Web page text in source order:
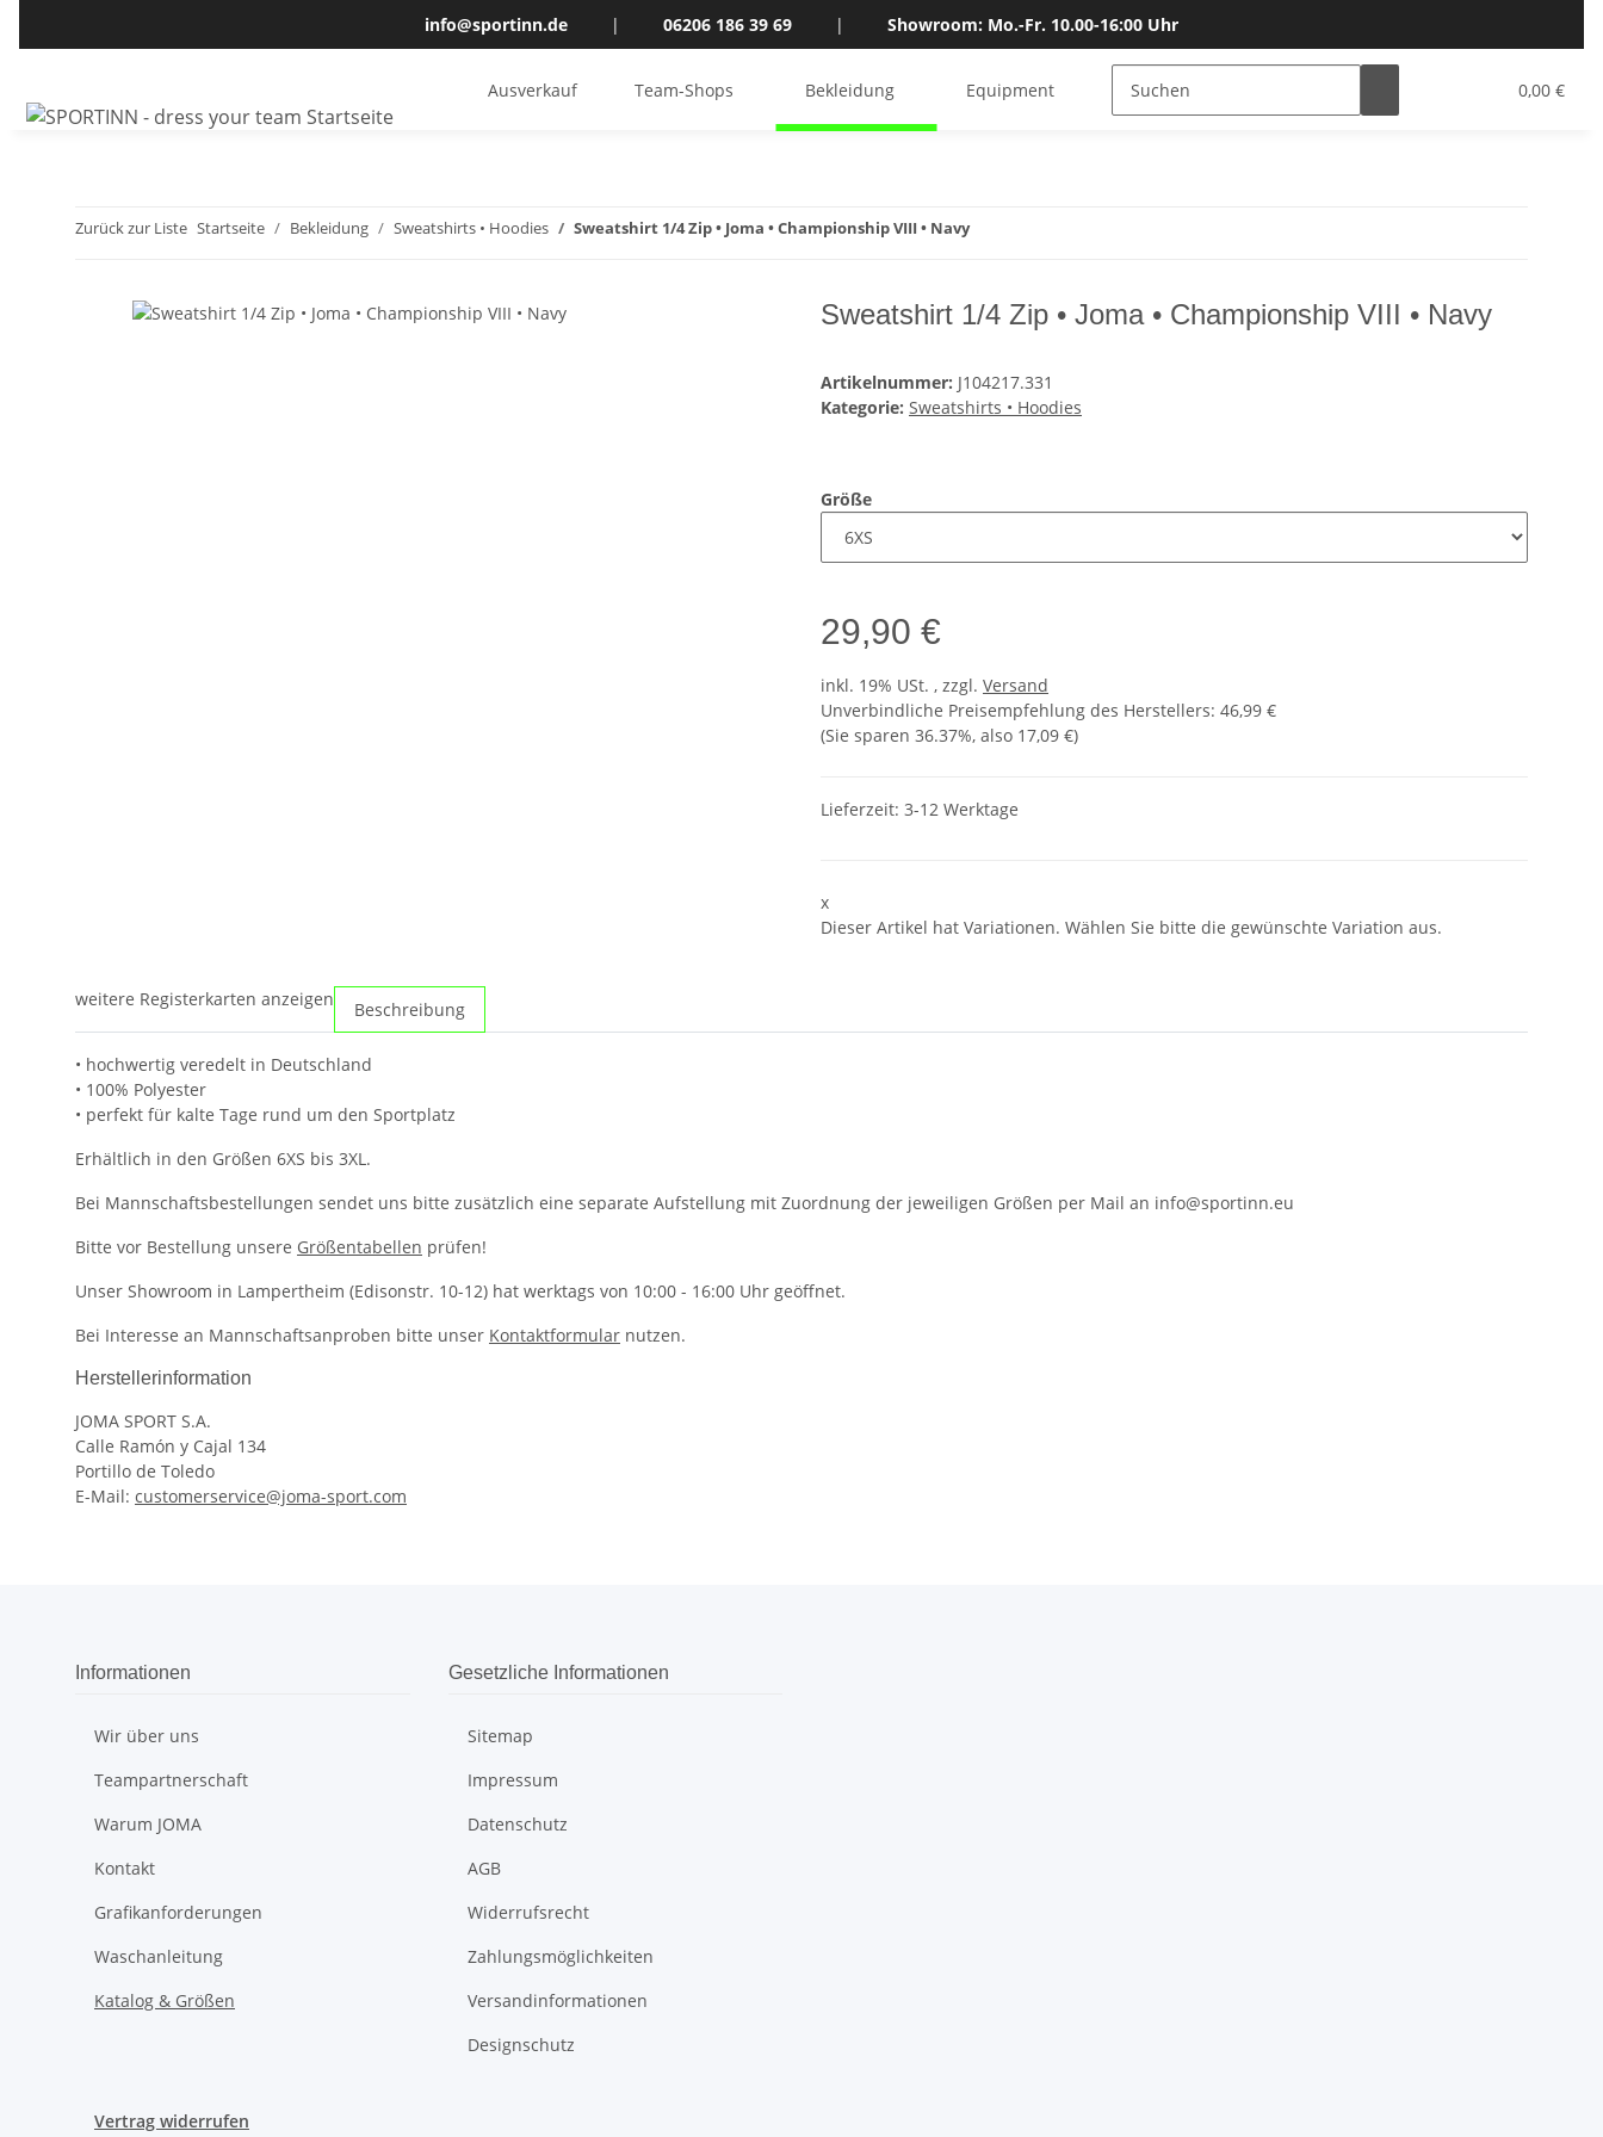
info@sportinn.de | 06206 186 39 69 | Showroom: Mo.-Fr. 10.00-16:00 Uhr
0,00 €
Ausverkauf Team-Shops Bekleidung Equipment Bälle Gutscheine
Zurück zur Liste Startseite Bekleidung Sweatshirts • Hoodies Sweatshirt 1/4 Zip • Joma • Championship VIII • Navy
Sweatshirt 1/4 Zip • Joma • Championship VIII • Navy
Artikelnummer: J104217.331
Kategorie: Sweatshirts • Hoodies
Größe
29,90 €
inkl. 19% USt. , zzgl. Versand
Unverbindliche Preisempfehlung des Herstellers: 46,99 €
(Sie sparen 36.37%, also 17,09 €)
Lieferzeit: 3-12 Werktage
x
Dieser Artikel hat Variationen. Wählen Sie bitte die gewünschte Variation aus.
weitere Registerkarten anzeigen Beschreibung
• hochwertig veredelt in Deutschland
• 100% Polyester
• perfekt für kalte Tage rund um den Sportplatz
Erhältlich in den Größen 6XS bis 3XL.
Bei Mannschaftsbestellungen sendet uns bitte zusätzlich eine separate Aufstellung mit Zuordnung der jeweiligen Größen per Mail an info@sportinn.eu
Bitte vor Bestellung unsere Größentabellen prüfen!
Unser Showroom in Lampertheim (Edisonstr. 10-12) hat werktags von 10:00 - 16:00 Uhr geöffnet.
Bei Interesse an Mannschaftsanproben bitte unser Kontaktformular nutzen.
Herstellerinformation
JOMA SPORT S.A.
Calle Ramón y Cajal 134
Portillo de Toledo
E-Mail: customerservice@joma-sport.com
Informationen
Katalog & Größen
Wir über uns
Teampartnerschaft
Warum JOMA
Kontakt
Grafikanforderungen
Waschanleitung
Gesetzliche Informationen
Sitemap
Impressum
Datenschutz
AGB
Widerrufsrecht
Zahlungsmöglichkeiten
Versandinformationen
Designschutz
Vertrag widerrufen